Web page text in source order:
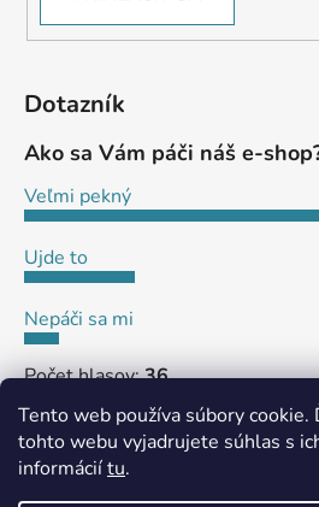
Tento web používa súbory cookie.
tohto webu vyjadrujete súhlas s
informáciítu.
Dotazník
Ako sa Vám páči náš e-
Veľmi pekný
Ujde to
Nepáči sa mi
Počet hlasov:36
MôjPrvýEshop.sk